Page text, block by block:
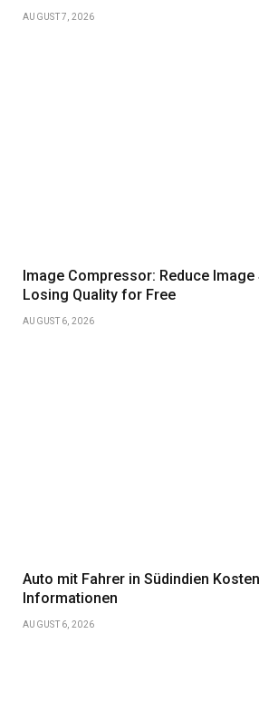
AUGUST 7, 2026
Image Compressor: Reduce Image
Losing Quality for Free
AUGUST 6, 2026
Auto mit Fahrer in Südindien
Informationen
AUGUST 6, 2026